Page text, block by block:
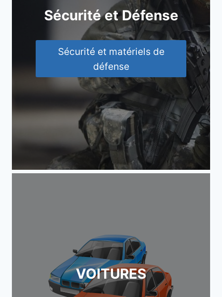
Sécurité et Défense
Sécurité et matériels de
défense
VOITURES